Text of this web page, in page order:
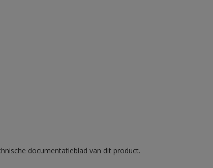
documentatieblad van dit product.